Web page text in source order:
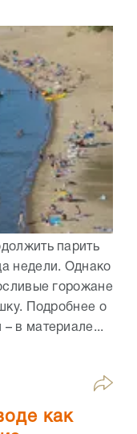
парить
недели. Однако
горожане
Подробнее о
в материале...
как